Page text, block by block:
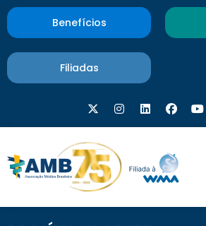
Benefícios
Filiadas